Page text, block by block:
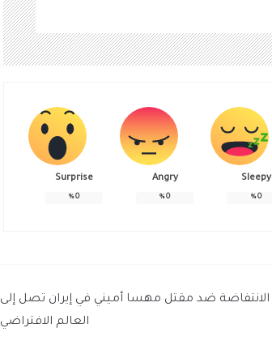
Sleepy
0
%
Angry
0
%
Surprise
0
%
الانتفاضة ضد مقتل مهسا أميني في إيران تصل إلى
العالم الافتراضي